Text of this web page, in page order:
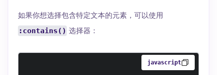
如果你想选择包含特定文本的元素，可以使用
:contains() 选择器：
javascript